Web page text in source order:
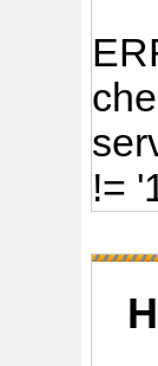
!=